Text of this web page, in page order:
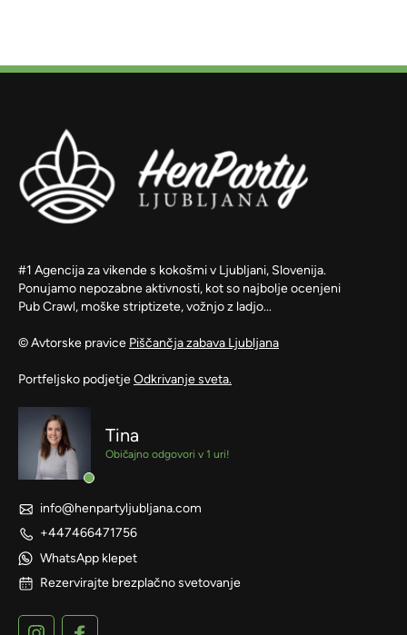
#1 Agencija za vikende s kokošmi v Ljubljani, Slovenija.
Ponujamo nepozabne aktivnosti, kot so najbolje ocenjeni
Pub Crawl, moške striptizete, vožnjo z ladjo...
© Avtorske pravice Piščančja zabava Ljubljana
Portfeljsko podjetjeOdkrivanje sveta.
Tina
Običajno odgovori v 1 uri!
info@henpartyljubljana.com
+447466471756
WhatsApp klepet
Rezervirajte brezplačno svetovanje